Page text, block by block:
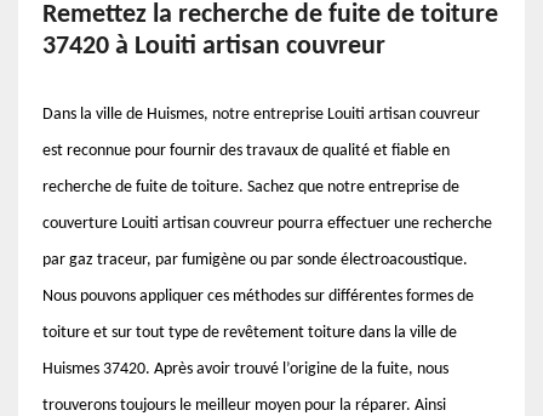
Remettez la recherche de fuite de toiture
37420 à Louiti artisan couvreur
Dans la ville de Huismes, notre entreprise Louiti artisan couvreur
est reconnue pour fournir des travaux de qualité et fiable en
recherche de fuite de toiture. Sachez que notre entreprise de
couverture Louiti artisan couvreur pourra effectuer une recherche
par gaz traceur, par fumigène ou par sonde électroacoustique.
Nous pouvons appliquer ces méthodes sur différentes formes de
toiture et sur tout type de revêtement toiture dans la ville de
Huismes 37420. Après avoir trouvé l’origine de la fuite, nous
trouverons toujours le meilleur moyen pour la réparer. Ainsi